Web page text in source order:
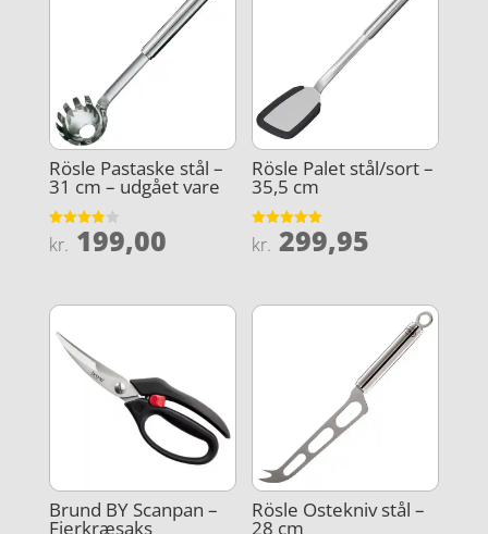
Rösle Pastaske stål –
31 cm – udgået vare
Vurderet
3.9
kr. 199,00
Rösle Palet stål/sort –
35,5 cm
Vurderet
5
kr. 299,95
Brund BY Scanpan –
Fjerkræsaks
Rösle Ostekniv stål –
28 cm